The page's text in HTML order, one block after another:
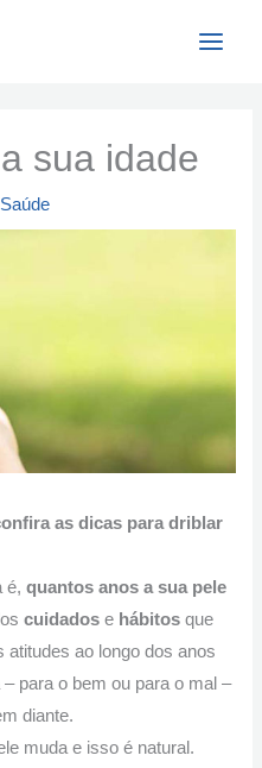
sua idade
Saúde
as dicas para driblar
é,quantos anos a sua pele
cuidadose hábitosque
atitudes ao longo dos anos
para o bem ou para o mal –
diante.
muda e isso é natural.